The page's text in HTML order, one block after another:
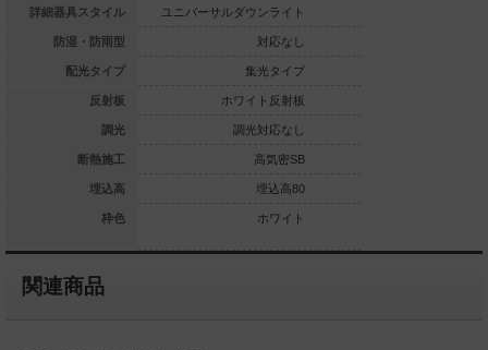
詳細器具スタイル
防湿・防雨型
配光タイプ
反射板
調光
断熱施工
埋込高
枠色
ダウンライト
対応なし
集光タイプ
高気密SB
ユニバーサルダウンライト
対応なし
集光タイプ
ホワイト反射板
調光対応なし
高気密SB
埋込高80
ホワイト
関連商品